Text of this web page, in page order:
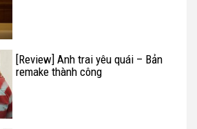
[Review] Anh trai yêu quái – Bản
remake thành công